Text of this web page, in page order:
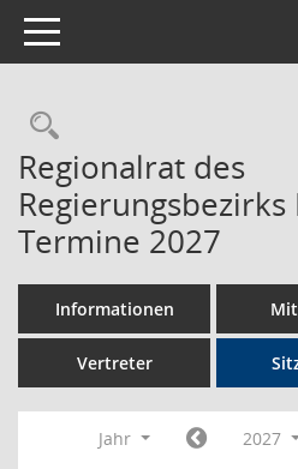
Toggle navigation
Rechercheauswahl
Regionalrat des
Termine 2027
Informationen
Vertreter
Jahr
2027